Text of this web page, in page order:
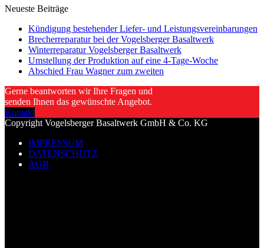
Neueste Beiträge
Kündigung bestehender Liefer- und Leistungsvereinbarungen
Brecherreparatur bei der Vogelsberger Basaltwerk
Winterreparatur Vogelsberger Basaltwerk
Umstellung der Produktion auf eine 4-Tage-Woche
Abschied Frau Wagner zum zweiten
Gerne beantworten wir Ihre Fragen und
senden Ihnen das gewünschte Angebot.
Kontakt
Copyright Vogelsberger Basaltwerk GmbH & Co. KG
IMPRESSUM
DATENSCHUTZ
AGB